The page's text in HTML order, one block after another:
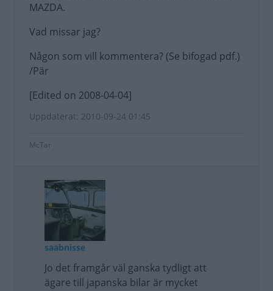
MAZDA.
Vad missar jag?
Någon som vill kommentera? (Se bifogad pdf.)
/Pär
[Edited on 2008-04-04]
Uppdaterat: 2010-09-24 01:45
McTar
saabnisse
Jo det framgår väl ganska tydligt att
ägare till japanska bilar är mycket